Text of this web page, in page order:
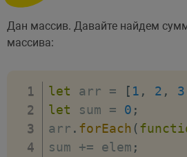
Дан массив. Давайте найдем
массива:
let arr = [ 1 , 2 , 3
let sum = 0 ;
arr . forEach (
sum += elem ;